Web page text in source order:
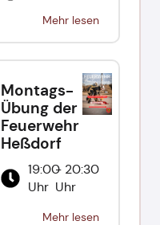
Mehr lesen
Montags-
Übung der
Feuerwehr
Heßdorf
19:00
Uhr
- 20:30
Uhr
Mehr lesen